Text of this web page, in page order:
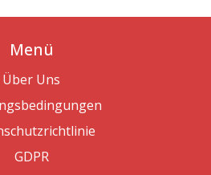
Menü
Über Uns
GDPR